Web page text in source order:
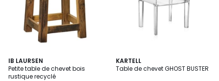
IB LAURSEN
Petite table de chevet bois
rustique recyclé
KARTELL
Table de chevet GHOST BUSTER